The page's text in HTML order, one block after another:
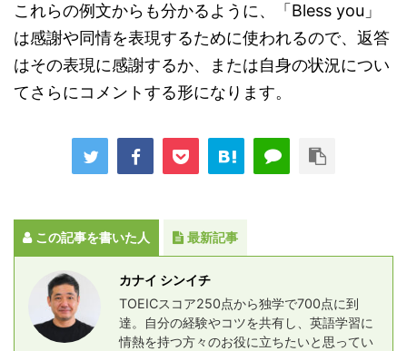
これらの例文からも分かるように、「Bless you」
は感謝や同情を表現するために使われるので、返答
はその表現に感謝するか、または自身の状況につい
てさらにコメントする形になります。
この記事を書いた人 最新記事
カナイ シンイチ
TOEICスコア250点から独学で700点に到
達。自分の経験やコツを共有し、英語学習に
情熱を持つ方々のお役に立ちたいと思ってい